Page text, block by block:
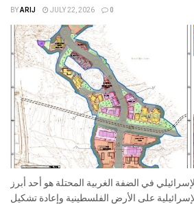
BYARIJ JULY 22, 2026 0
في الضفة الغربية المحتلة هو أحد أبرز
على الأرض الفلسطينية وإعادة تشكيل